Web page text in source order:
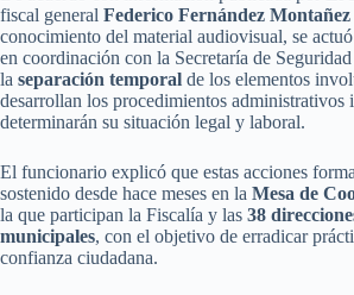
fiscal general Federico Fernández Montañez
conocimiento del material audiovisual, se
en coordinación con la Secretaría de
la separación temporal de los elementos
desarrollan los procedimientos administrativos
determinarán su situación legal y laboral.
El funcionario explicó que estas acciones
sostenido desde hace meses en la Mesa de
la que participan la Fiscalía y las 38
municipales, con el objetivo de erradicar
confianza ciudadana.